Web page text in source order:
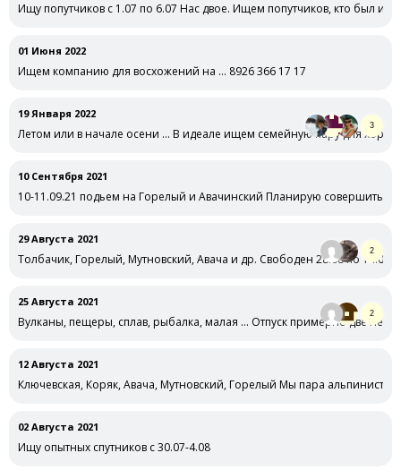
Ищу попутчиков с 1.07 по 6.07 Нас двое. Ищем попутчиков, кто был или
01 Июня 2022
Ищем компанию для восхожений на … 8926 366 17 17
19 Января 2022
Летом или в начале осени … В идеале ищем семейную пару для
3
10 Сентября 2021
10-11.09.21 подьем на Горелый и Авачинский Планирую совершить
29 Августа 2021
Толбачик, Горелый, Мутновский, Авача и др. Свободен 28.08 по
2
25 Августа 2021
Вулканы, пещеры, сплав, рыбалка, малая … Отпуск примерно две
2
12 Августа 2021
Ключевская, Коряк, Авача, Мутновский, Горелый Мы пара
02 Августа 2021
Ищу опытных спутников с 30.07-4.08